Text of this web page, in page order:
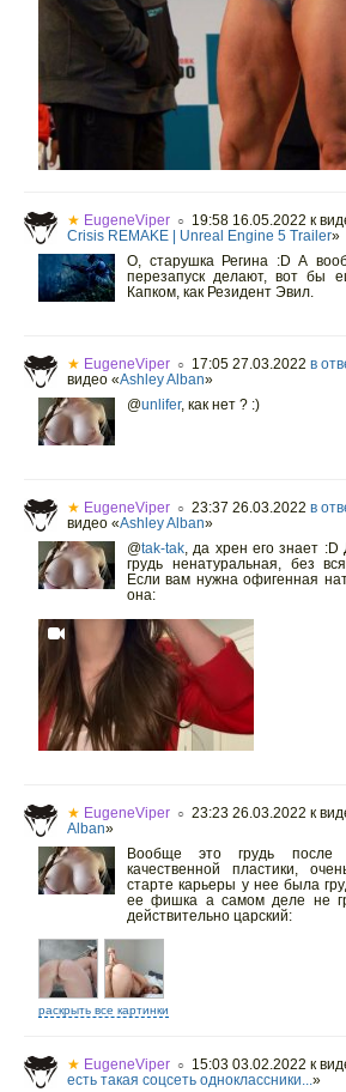
★ EugeneViper ○ 19:58 16.05.2022 к
Crisis REMAKE | Unreal Engine 5 Trailer»
О, cтарушка Регина :D А
перезапуск делают, вот бы
Капком, как Резидент Эвил.
★ EugeneViper ○ 17:05 27.03.2022 в
видео «Ashley Alban»
@unlifer, как нет ? :)
★ EugeneViper ○ 23:37 26.03.2022 в
видео «Ashley Alban»
@tak-tak, да хрен его знает :D
грудь ненатуральная, без
Если вам нужна офигенная
она:
★ EugeneViper ○ 23:23 26.03.2022 к
Alban»
Вообще это грудь после
качественной пластики,
старте карьеры у нее была
ее фишка а самом деле не
действительно царский:
раскрыть все картинки
★ EugeneViper ○ 15:03 03.02.2022 к
есть такая соцсеть одноклассники...»